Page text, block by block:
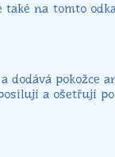
také na tomto
dodává pokožce
a ošetřují